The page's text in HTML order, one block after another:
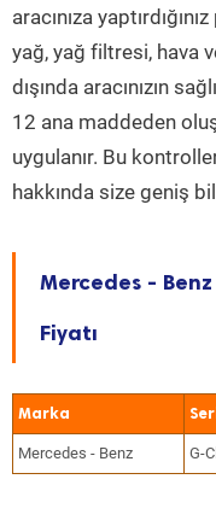
aracınıza
yağ, yağ filtresi, hava
dışında aracınızın
12 ana maddeden
uygulanır. Bu
hakkında size geniş
Mercedes -
Fiyatı
Marka
Mercedes - Benz G-